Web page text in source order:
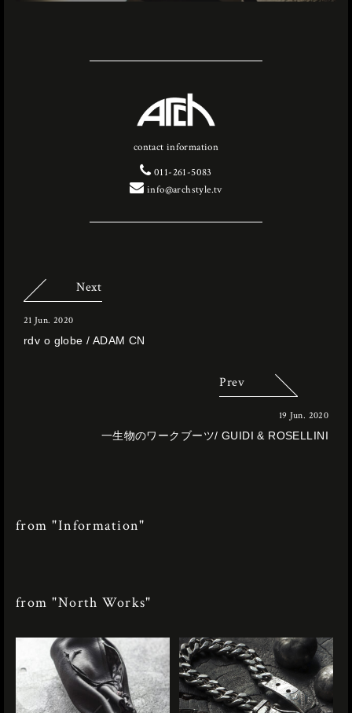
contact information
011-261-5083
info@archstyle.tv
Next
21 Jun. 2020
rdv o globe / ADAM CN
Prev
19 Jun. 2020
一生物のワークブーツ/ GUIDI & ROSELLINI
from "Information"
from "North Works"